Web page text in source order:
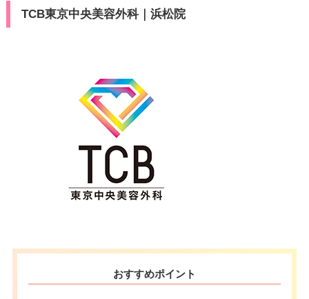
TCB東京中央美容外科｜浜松院
おすすめポイント